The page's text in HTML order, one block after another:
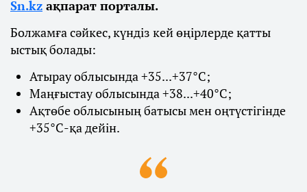
Sn.kz ақпарат порталы.
Болжамға сәйкес, күндіз кей өңірлерде қатты
ыстық болады:
Атырау облысында +35...+37°С;
Маңғыстау облысында +38...+40°С;
Ақтөбе облысының батысы мен оңтүстігінде
+35°С-қа дейін.